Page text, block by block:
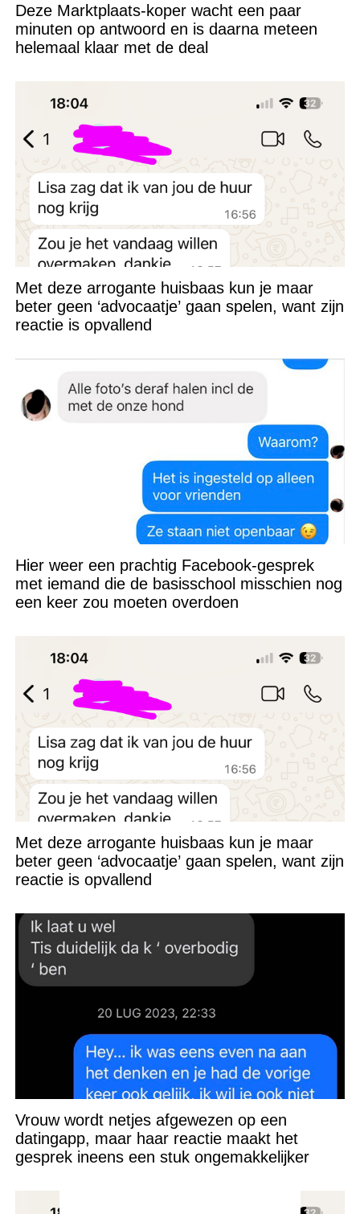
Deze Marktplaats-koper wacht een paar
minuten op antwoord en is daarna meteen
helemaal klaar met de deal
Met deze arrogante huisbaas kun je maar
beter geen ‘advocaatje’ gaan spelen, want zijn
reactie is opvallend
Hier weer een prachtig Facebook-gesprek
met iemand die de basisschool misschien nog
een keer zou moeten overdoen
Met deze arrogante huisbaas kun je maar
beter geen ‘advocaatje’ gaan spelen, want zijn
reactie is opvallend
Vrouw wordt netjes afgewezen op een
datingapp, maar haar reactie maakt het
gesprek ineens een stuk ongemakkelijker